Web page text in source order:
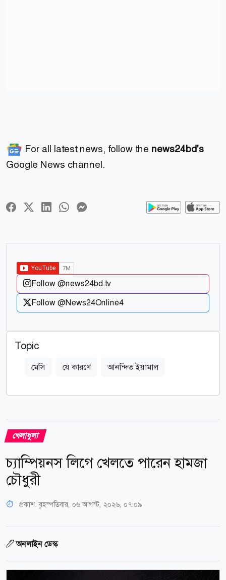
For all latest news, follow the news24bd's
Google News channel.
Follow @news24bd.tv
Follow @News24Online4
Topic
মেসি যে কারণে আনন্দিত ইয়ামাল
খেলাধুলা
চ্যাম্পিয়নস লিগে খেলতে পারেন হামজা
চৌধুরী
প্রকাশ:বৃহস্পতিবার, ০৬ আগস্ট, ২০২৬, ০৭:০৯
অনলাইন ডেস্ক